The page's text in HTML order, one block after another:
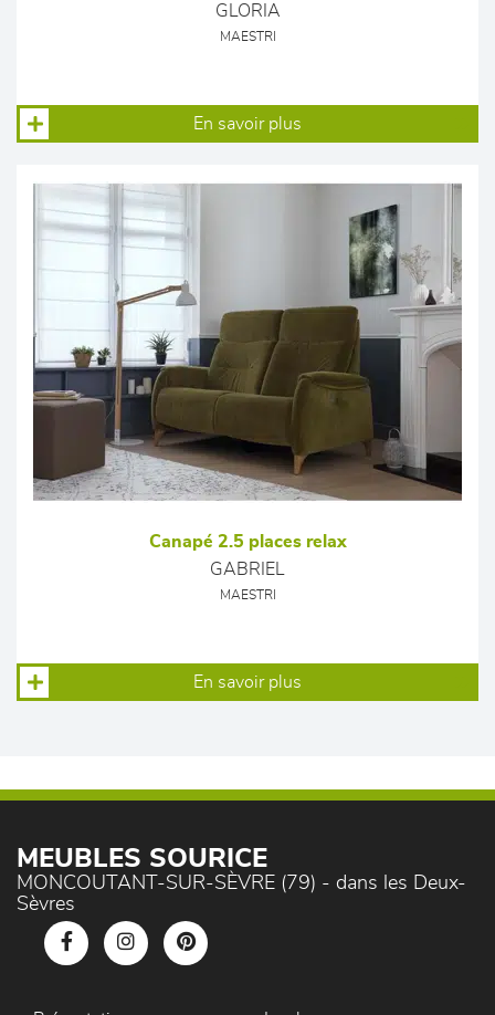
GLORIA
MAESTRI
En savoir plus
Canapé 2.5 places relax
GABRIEL
MAESTRI
En savoir plus
MEUBLES SOURICE
MONCOUTANT-SUR-SÈVRE (79) - dans les Deux-
Sèvres